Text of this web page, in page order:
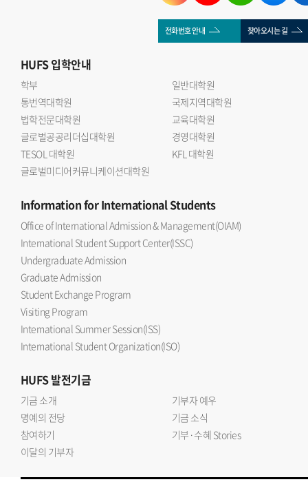
전화번호 안내 찾아오시는 길
HUFS입학안내
학부
일반대학원
통번역대학원
국제지역대학원
법학전문대학원
교육대학원
글로벌공공리더십대학원
경영대학원
TESOL 대학원
KFL 대학원
글로벌미디어커뮤니케이션대학원
Informationfor International Students
Office of International Admission & Management(OIAM)
International Student Support Center(ISSC)
Undergraduate Admission
Graduate Admission
Student Exchange Program
Visiting Program
International Summer Session(ISS)
International Student Organization(ISO)
HUFS발전기금
기금 소개
기부자 예우
명예의 전당
기금 소식
참여하기
기부·수혜 Stories
이달의 기부자